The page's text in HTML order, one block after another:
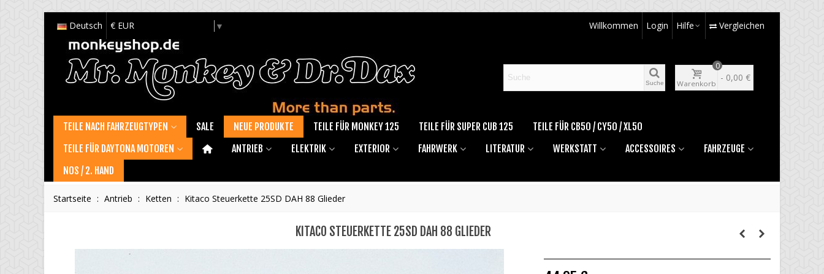
Deutsch € EUR ▼ Willkommen Login Hilfe Vergleichen
Suche Warenkorb
0
- 0,00 €
TEILE NACH FAHRZEUGTYPEN SALE NEUE PRODUKTE TEILE FÜR MONKEY 125 TEILE FÜR SUPER CUB 125
TEILE FÜR CB50 / CY50 / XL50
TEILE FÜR DAYTONA MOTOREN
ANTRIEB ELEKTRIK EXTERIOR FAHRWERK LITERATUR WERKSTATT ACCESSOIRES
FAHRZEUGE
NOS / 2. HAND
Startseite : Antrieb : Ketten : Kitaco Steuerkette 25SD DAH 88 Glieder
KITACO STEUERKETTE 25SD DAH 88 GLIEDER